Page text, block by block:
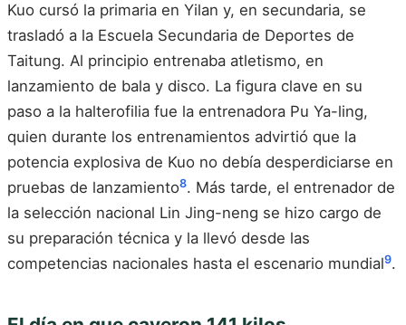
Kuo cursó la primaria en Yilan y, en secundaria, se
trasladó a la Escuela Secundaria de Deportes de
Taitung. Al principio entrenaba atletismo, en
lanzamiento de bala y disco. La figura clave en su
paso a la halterofilia fue la entrenadora Pu Ya-ling,
quien durante los entrenamientos advirtió que la
potencia explosiva de Kuo no debía desperdiciarse en
pruebas de lanzamiento8. Más tarde, el entrenador de
la selección nacional Lin Jing-neng se hizo cargo de
su preparación técnica y la llevó desde las
competencias nacionales hasta el escenario mundial9.